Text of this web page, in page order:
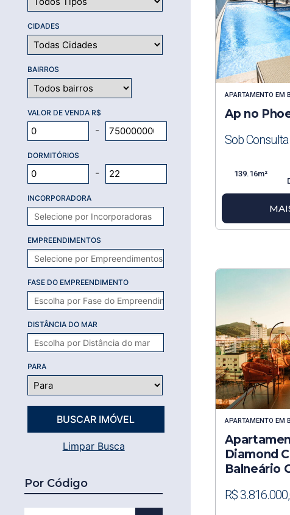
CIDADES
BAIRROS
VALOR DE VENDA R$
-
DORMITÓRIOS
-
INCORPORADORA
EMPREENDIMENTOS
FASE DO EMPREENDIMENTO
DISTÂNCIA DO MAR
PARA
Limpar Busca
Por Código
APARTAMENTO EM
Ap no
Sob Consulta
139.16m²
APARTAMENTO EM
Diamond
Balneário
R$